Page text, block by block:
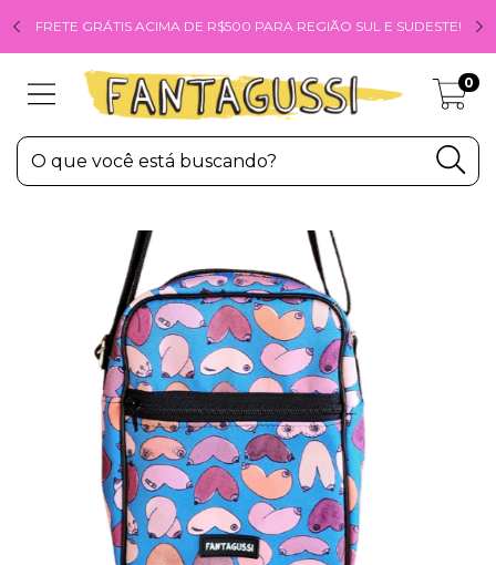
FRETE GRÁTIS ACIMA DE R$500 PARA REGIÃO SUL E SUDESTE!
0